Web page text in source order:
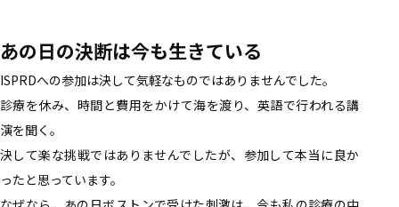
あの日の決断は今も生きている
ISPRDへの参加は決して気軽なものではありませんでした。
診療を休み、時間と費用をかけて海を渡り、英語で行われる講
演を聞く。
決して楽な挑戦ではありませんでしたが、参加して本当に良か
ったと思っています。